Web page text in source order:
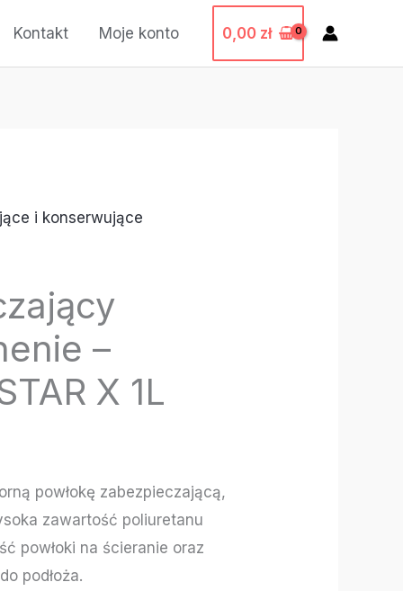
Kontakt Moje konto 0,00 zł
i konserwujące
–
X 1L
powłokę zabezpieczającą,
zawartość poliuretanu
powłoki na ścieranie oraz
podłoża.